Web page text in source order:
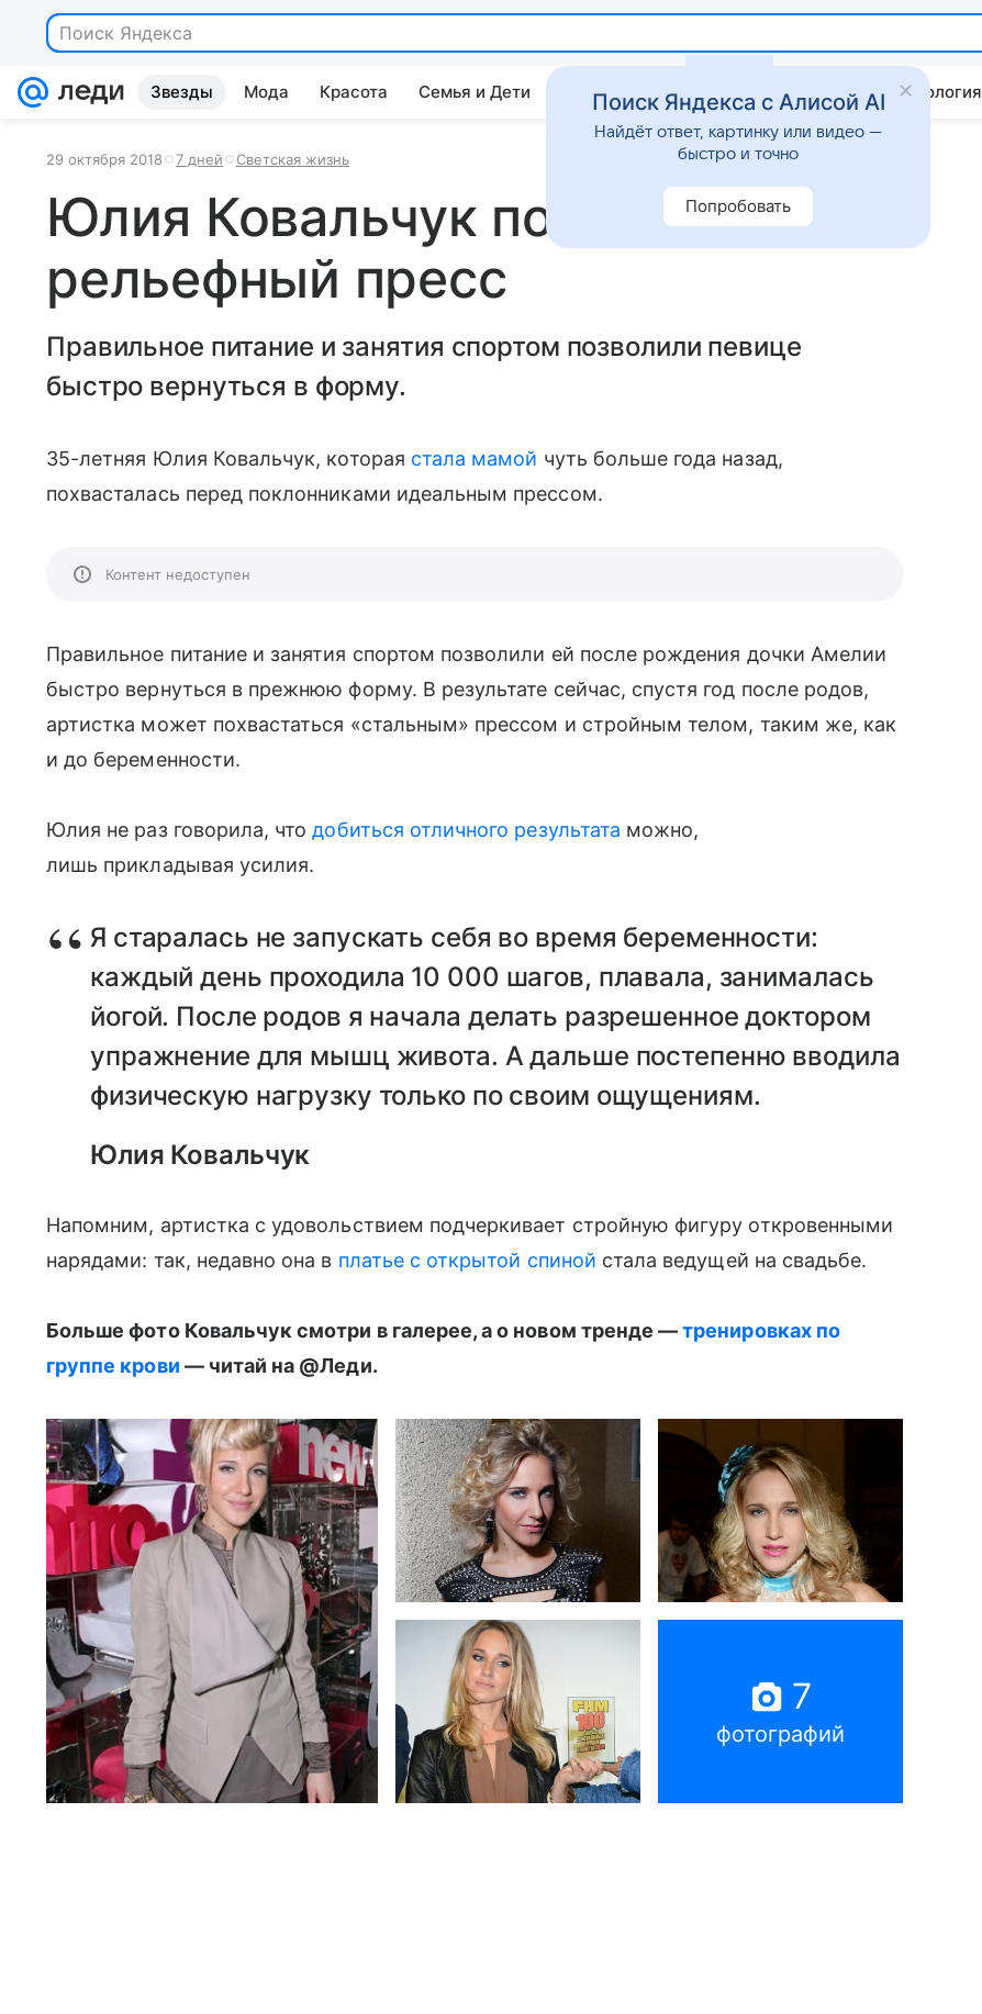
Поиск Яндекса
Звезды Мода Красота Семья и Дети Дом Гороскопы Стиль жизни Психология
29 октября 2018 7 дней Светская жизнь
Юлия Ковальчук показала
рельефный пресс
Правильное питание и занятия спортом позволили певице
быстро вернуться в форму.
35-летняя Юлия Ковальчук, которая стала мамой чуть больше года назад,
похвасталась перед поклонниками идеальным прессом.
Контент недоступен
Правильное питание и занятия спортом позволили ей после рождения дочки Амелии
быстро вернуться в прежнюю форму. В результате сейчас, спустя год после родов,
артистка может похвастаться «стальным» прессом и стройным телом, таким же, как
и до беременности.
Юлия не раз говорила, чтодобиться отличного результата можно,
лишь прикладывая усилия.
Я старалась не запускать себя во время беременности:
каждый день проходила 10 000 шагов, плавала, занималась
йогой. После родов я начала делать разрешенное доктором
упражнение для мышц живота. А дальше постепенно вводила
физическую нагрузку только по своим ощущениям.
Юлия Ковальчук
Напомним, артистка с удовольствием подчеркивает стройную фигуру откровенными
нарядами: так, недавно она в платье с открытой спиной стала ведущей на свадьбе.
Больше фото Ковальчук смотри в галерее, а о новом тренде —тренировках по
группе крови — читай на @Леди.
7
фотографий
Поиск Яндекса с Алисой AI
Найдёт ответ, картинку или видео —
быстро и точно
Попробовать